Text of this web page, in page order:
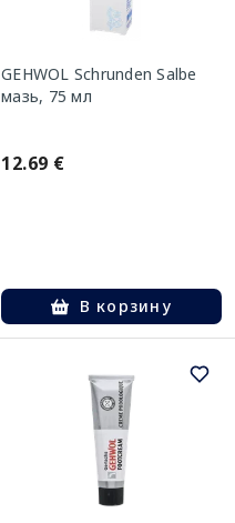
GEHWOL Schrunden Salbe
мазь, 75 мл
12.69 €
В корзину